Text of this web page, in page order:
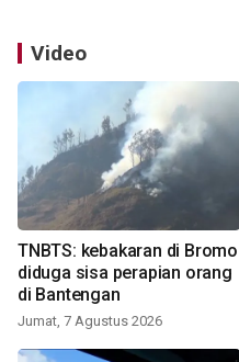
Video
TNBTS: kebakaran di Bromo
diduga sisa perapian orang
di Bantengan
Jumat, 7 Agustus 2026